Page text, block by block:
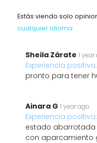
Estás viendo solo
cualquier idioma
Sheila Zárate 1
Experiencia positiva:
pronto para tener
Ainara G 1 year ago
Experiencia positiva:
estado abarrotada
con aparcamiento